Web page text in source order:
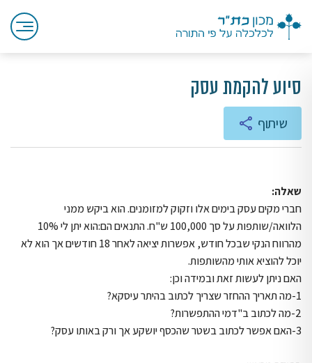
סיוע להקמת עסק
שיתוף
שאלה:
חברי מקים עסק בימים אלו וזקוק למזומנים. הוא ביקש ממני
הלוואה/שותפות על סך 100,000 ש"ח. התנאים הם:הוא יתן לי 10%
מהרווח הנקי שבכל חודש, אפשרות יציאה לאחר 18 חודשים אך הוא לא
יוכל להוציא אותי מהשותפות.
האם ניתן לעשות זאת ובמידה וכן:
1-מה תאריך ההחזר שצריך לכתוב בהיתר עיסקא?
2-מה לכתוב ב"דמי ההתפשרות?
3-האם אפשר לכתוב בשטר שהכסף יושקע אך ורק באותו עסק?